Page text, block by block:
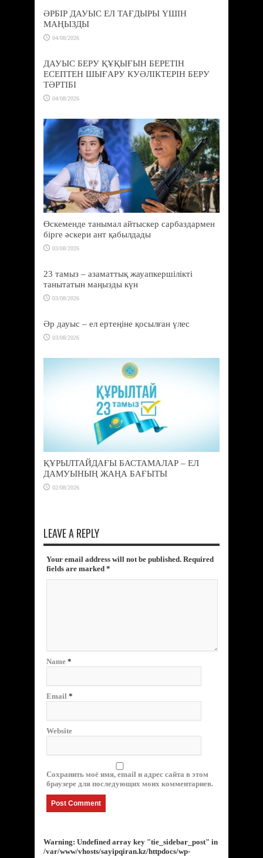
ӘРБІР ДАУЫС ЕЛ ТАҒДЫРЫ ҮШІН
МАҢЫЗДЫ
04/08/2026
ДАУЫС БЕРУ ҚҰҚЫҒЫН БЕРЕТІН
ЕСЕПТЕН ШЫҒАРУ КУӘЛІКТЕРІН БЕРУ
ТӘРТІБІ
04/08/2026
Өскеменде танымал айтыскер сарбаздармен
бірге әскери ант қабылдады
03/08/2026
23 тамыз – азаматтық жауапкершілікті
танытатын маңызды күн
03/08/2026
Әр дауыс – ел ертеңіне қосылған үлес
03/08/2026
ҚҰРЫЛТАЙДАҒЫ БАСТАМАЛАР – ЕЛ
ДАМУЫНЫҢ ЖАҢА БАҒЫТЫ
02/08/2026
LEAVE A REPLY
Your email address will not be published. Required
fields are marked *
Name *
Email *
Website
Сохранить моё имя, email и адрес сайта в этом
браузере для последующих моих комментариев.
Warning: Undefined array key "tie_sidebar_post" in
/var/www/vhosts/sayipqiran.kz/httpdocs/wp-